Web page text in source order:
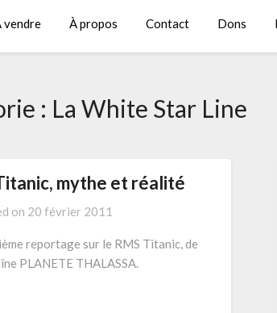
vendre À propos Contact Dons
: La White Star Line
mythe et réalité
on 20 février 2011
reportage sur le RMS Titanic, de
PLANETE THALASSA.